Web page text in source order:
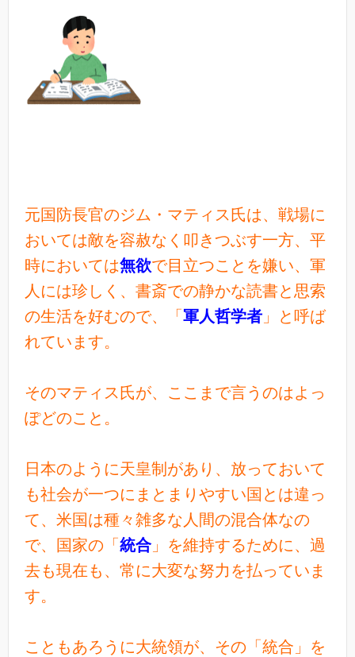
元国防長官のジム・マティス氏は、戦場に
おいては敵を容赦なく叩きつぶす一方、平
時においては無欲で目立つことを嫌い、軍
人には珍しく、書斎での静かな読書と思索
の生活を好むので、「 軍人哲学者 」と呼ば
れています。
そのマティス氏が、ここまで言うのはよっ
ぽどのこと。
日本のように天皇制があり、放っておいて
も社会が一つにまとまりやすい国とは違っ
て、米国は種々雑多な人間の混合体なの
で、国家の「 統合 」を維持するために、過
去も現在も、常に大変な努力を払っていま
す。
こともあろうに大統領が、その「統合」を